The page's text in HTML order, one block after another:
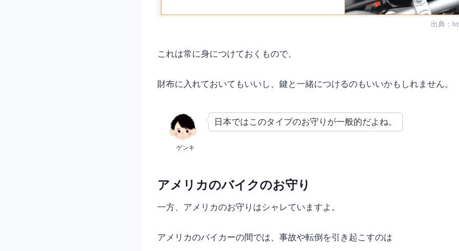
出典：
これは常に身につけておくもので、
財布に入れておいてもいいし、鍵と一緒につけるのもいいかもしれません。
ゲンキ
日本ではこのタイプのお守りが一般的だよね。
アメリカのバイクのお守り
一方、アメリカのお守りはシャレていますよ。
アメリカのバイカーの間では、事故や転倒を引き起こすのは